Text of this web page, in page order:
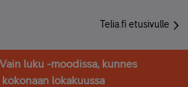
Telia.fi etusivulle
luku -moodissa, kunnes
lokakuussa